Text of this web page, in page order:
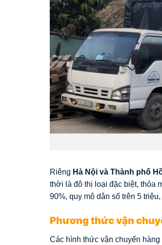
Riêng Hà Nội và Thành phố
thời là đô thị loại đặc biệt, thỏa
90%, quy mô dân số trên 5
Phương thức vận
Các hình thức vận chuyển